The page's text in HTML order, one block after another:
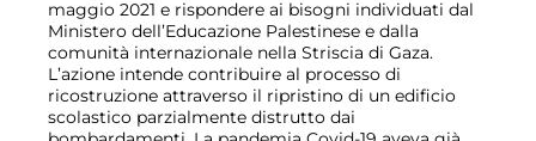
maggio 2021 e rispondere ai bisogni individuati dal
Ministero dell’Educazione Palestinese e dalla
comunità internazionale nella Striscia di Gaza.
L’azione intende contribuire al processo di
ricostruzione attraverso il ripristino di un edificio
scolastico parzialmente distrutto dai